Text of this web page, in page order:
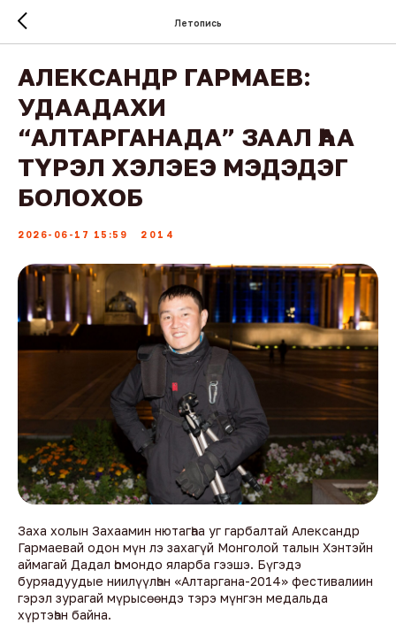
Летопись
АЛЕКСАНДР ГАРМАЕВ:
УДААДАХИ
“АЛТАРГАНАДА” ЗААЛ ҺАА
ТҮРЭЛ ХЭЛЭЕЭ МЭДЭДЭГ
БОЛОХОБ
2026-06-17 15:59 2014
Заха холын Захаамин нютагһаа уг гарбалтай Александр
Гармаевай одон мүн лэ захагүй Монголой талын Хэнтэйн
аймагай Дадал һомондо яларба гээшэ. Бүгэдэ
буряадуудые ниилүүлһэн «Алтаргана-2014» фестивалиин
гэрэл зурагай мүрысөөндэ тэрэ мүнгэн медальда
хүртэһэн байна.